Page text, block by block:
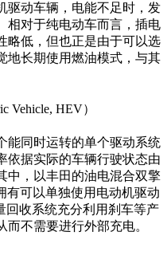
驱动车辆，电能不足时，发
相对于纯电动车而言，插电
略低，但也正是由于可以选
地长期使用燃油模式，与其
Vehicle, HEV）
能同时运转的单个驱动系统
依据实际的车辆行驶状态由
中，以丰田的油电混合双擎
有可以单独使用电动机驱动
回收系统充分利用刹车等产
不需要进行外部充电。